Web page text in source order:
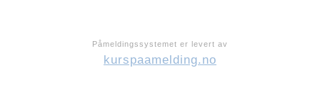
Påmeldingssystemet er levert av
kurspaamelding.no